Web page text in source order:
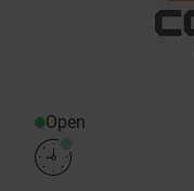
Open